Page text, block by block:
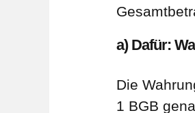
a) Dafür:
Die
1 BGB